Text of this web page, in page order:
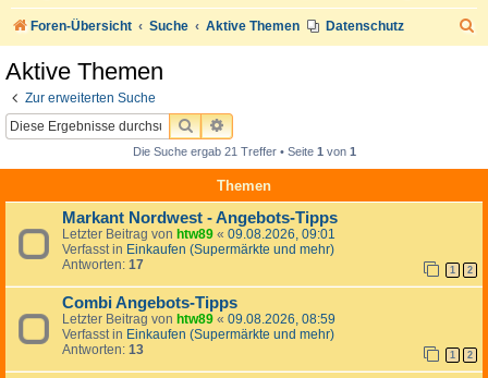
Foren-Übersicht Suche Aktive Themen Datenschutz
Aktive Themen
Zur erweiterten Suche
SUCHEERWEITERTE SUCHE
Die Suche ergab 21 Treffer • Seite 1von 1
Themen
Markant Nordwest - Angebots-Tipps
Letzter Beitrag von htw89 « 09.08.2026, 09:01
Verfasst in Einkaufen (Supermärkte und mehr)
Antworten: 17 1 2
Combi Angebots-Tipps
Letzter Beitrag von htw89 « 09.08.2026, 08:59
Verfasst in Einkaufen (Supermärkte und mehr)
Antworten: 13 1 2